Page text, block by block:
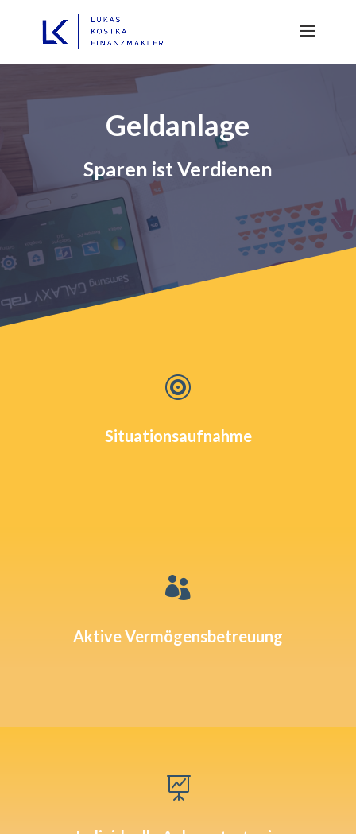
Geldanlage
Sparen ist Verdienen

Situationsaufnahme

Aktive Vermögensbetreuung
